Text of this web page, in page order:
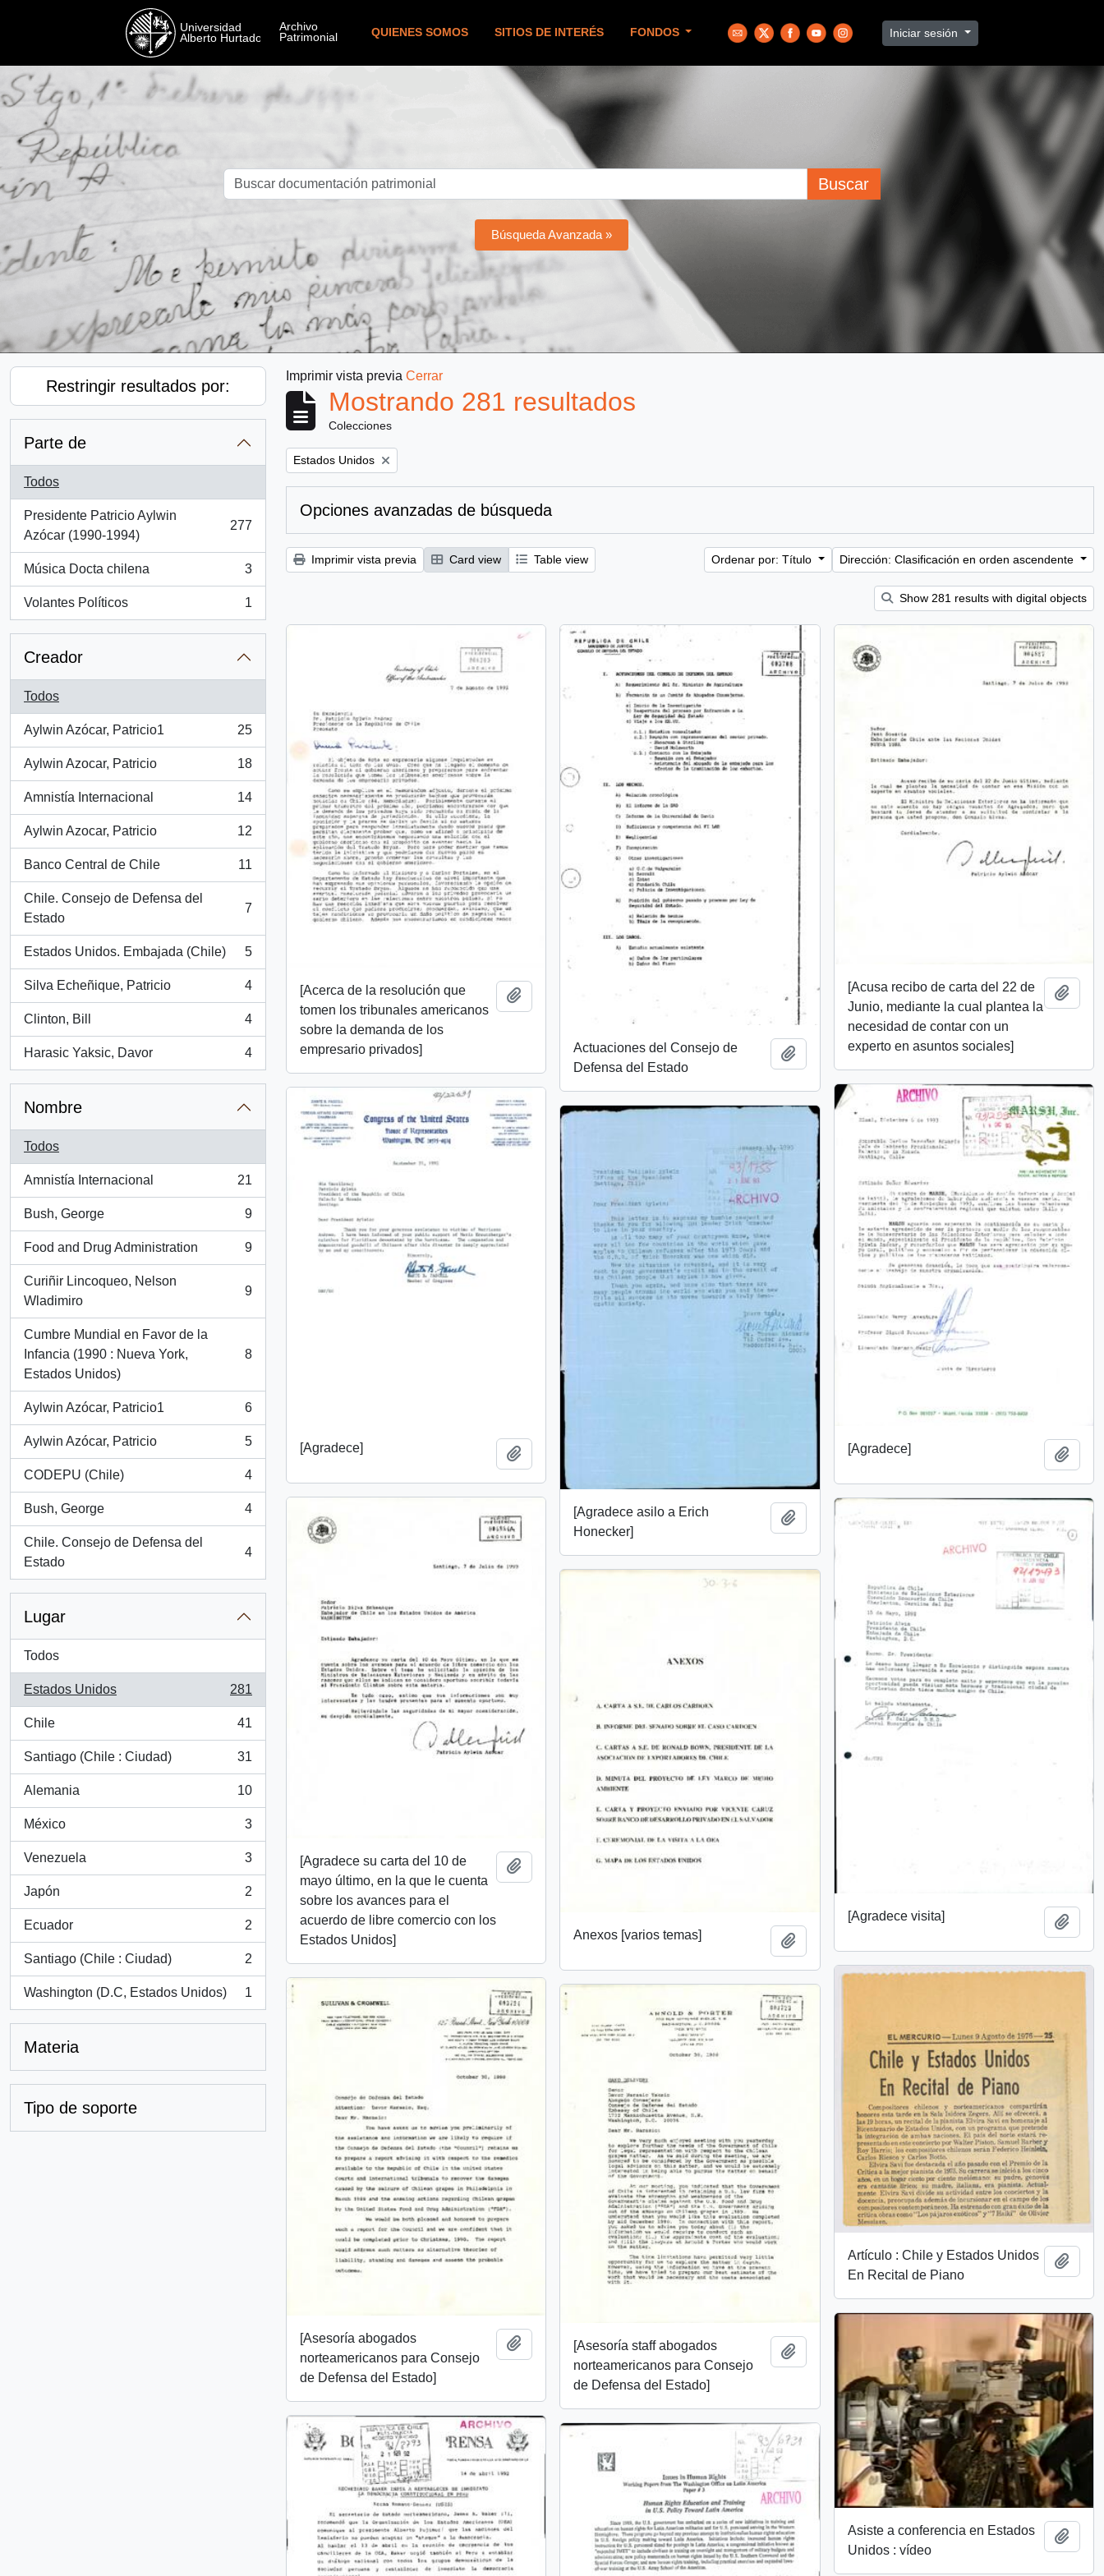
QUIENES SOMOS SITIOS DE INTERÉS FONDOS Iniciar sesión
Buscar
Búsqueda Avanzada »
Restringir resultados por:
Parte de
Todos
Presidente Patricio Aylwin
Azócar (1990-1994)
, 277 resultados
277
Música Docta chilena
, 3 resultados
3
Volantes Políticos
, 1 resultados
1
Creador
Todos
Aylwin Azócar, Patricio1
, 25 resultados
25
Aylwin Azocar, Patricio
, 18 resultados
18
Amnistía Internacional
, 14 resultados
14
Aylwin Azocar, Patricio
, 12 resultados
12
Banco Central de Chile
, 11 resultados
11
Chile. Consejo de Defensa del
Estado
, 7 resultados
7
Estados Unidos. Embajada (Chile)
, 5 resultados
5
Silva Echeñique, Patricio
, 4 resultados
4
Clinton, Bill
, 4 resultados
4
Harasic Yaksic, Davor
, 4 resultados
4
Nombre
Todos
Amnistía Internacional
, 21 resultados
21
Bush, George
, 9 resultados
9
Food and Drug Administration
, 9 resultados
9
Curiñir Lincoqueo, Nelson
Wladimiro
, 9 resultados
9
Cumbre Mundial en Favor de la
Infancia (1990 : Nueva York,
Estados Unidos)
, 8 resultados
8
Aylwin Azócar, Patricio1
, 6 resultados
6
Aylwin Azócar, Patricio
, 5 resultados
5
CODEPU (Chile)
, 4 resultados
4
Bush, George
, 4 resultados
4
Chile. Consejo de Defensa del
Estado
, 4 resultados
4
Lugar
Todos
Estados Unidos
, 281 resultados
281
Chile
, 41 resultados
41
Santiago (Chile : Ciudad)
, 31 resultados
31
Alemania
, 10 resultados
10
México
, 3 resultados
3
Venezuela
, 3 resultados
3
Japón
, 2 resultados
2
Ecuador
, 2 resultados
2
Santiago (Chile : Ciudad)
, 2 resultados
2
Washington (D.C, Estados Unidos)
, 1 resultados
1
Materia
Tipo de soporte
Imprimir vista previa Cerrar
Mostrando 281 resultados
Colecciones
Remove filter:
Estados Unidos
Opciones avanzadas de búsqueda
Imprimir vista previa Card view Table view Ordenar por: Título Dirección: Clasificación en orden ascendente
Show 281 results with digital objects
[Acerca de la resolución que
tomen los tribunales americanos
sobre la demanda de los
empresario privados]
Añadir al portapapeles
Actuaciones del Consejo de
Defensa del Estado
Añadir al portapapeles
[Acusa recibo de carta del 22 de
Junio, mediante la cual plantea la
necesidad de contar con un
experto en asuntos sociales]
[Agradece]
[Agradece]
[Agradece asilo a Erich
Honecker]
Añadir al portapapeles
[Agradece su carta del 10 de
mayo último, en la que le cuenta
sobre los avances para el
acuerdo de libre comercio con los
Estados Unidos]
Añadir al portapapeles
[Agradece visita]
Anexos [varios temas]
Añadir al portapapeles
Artículo : Chile y Estados Unidos
En Recital de Piano
[Asesoría abogados
norteamericanos para Consejo
de Defensa del Estado]
Añadir al portapapeles
[Asesoría staff abogados
norteamericanos para Consejo
de Defensa del Estado]
Añadir al portapapeles
Asiste a conferencia en Estados
Unidos : vídeo